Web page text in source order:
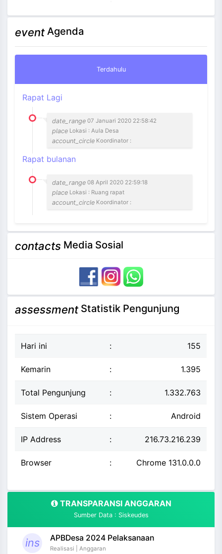
eventAgenda
Terdahulu
Rapat Lagi
date_range 07 Januari 2020 22:58:42
place Lokasi : Aula Desa
account_circle Koordinator :
Rapat bulanan
date_range 08 April 2020 22:59:18
place Lokasi : Ruang rapat
account_circle Koordinator :
contacts Media Sosial
assessmentStatistik Pengunjung
Hari ini : 155
Kemarin : 1.395
Total Pengunjung : 1.332.763
Sistem Operasi : Android
IP Address : 216.73.216.239
Browser : Chrome 131.0.0.0
TRANSPARANSI ANGGARAN
Sumber Data : Siskeudes
ins
APBDesa 2024 Pelaksanaan
Realisasi | Anggaran